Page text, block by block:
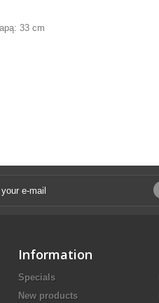
cm
33 cm
cm
Information
Specials
New products